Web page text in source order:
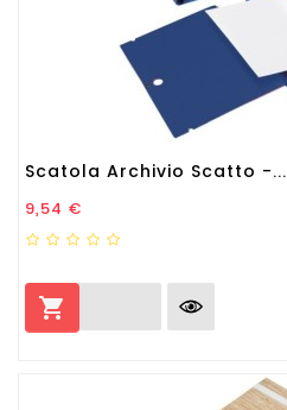
Scatola Archivio Scatto -...
Prezzo
9,54 €
